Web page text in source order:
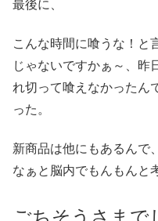
最後に、
こんな時間に喰うな！と
じゃないですかぁ～、昨
れ切って喰えなかったん
った。
新商品は他にもあるんで
なぁと脳内でもんもんと
ごちそうさま